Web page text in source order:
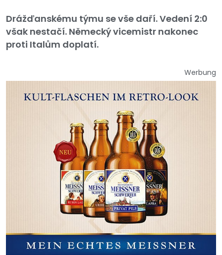
Drážďanskému týmu se vše daří. Vedení 2:0
však nestačí. Německý vicemistr nakonec
proti Italům doplatí.
Werbung